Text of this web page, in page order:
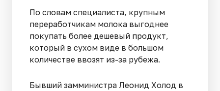
По словам специалиста, крупным
переработчикам молока выгоднее
покупать более дешевый продукт,
который в сухом виде в большом
количестве ввозят из-за рубежа.
Бывший замминистра Леонид Холод в